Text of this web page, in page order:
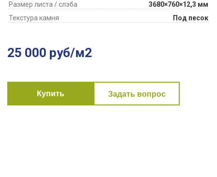
Размер листа / слэба
3680×760×12,3 мм
Текстура камня
Под песок
25 000 руб/м2
Купить Задать вопрос